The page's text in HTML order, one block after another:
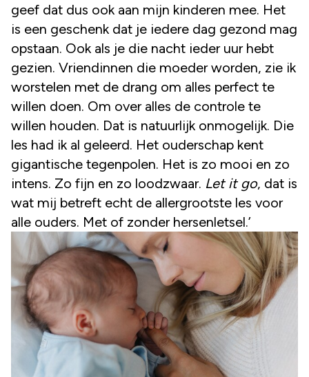
geef dat dus ook aan mijn kinderen mee. Het
is een geschenk dat je iedere dag gezond mag
opstaan. Ook als je die nacht ieder uur hebt
gezien. Vriendinnen die moeder worden, zie ik
worstelen met de drang om alles perfect te
willen doen. Om over alles de controle te
willen houden. Dat is natuurlijk onmogelijk. Die
les had ik al geleerd. Het ouderschap kent
gigantische tegenpolen. Het is zo mooi en zo
intens. Zo fijn en zo loodzwaar. Let it go, dat is
wat mij betreft echt de allergrootste les voor
alle ouders. Met of zonder hersenletsel.’